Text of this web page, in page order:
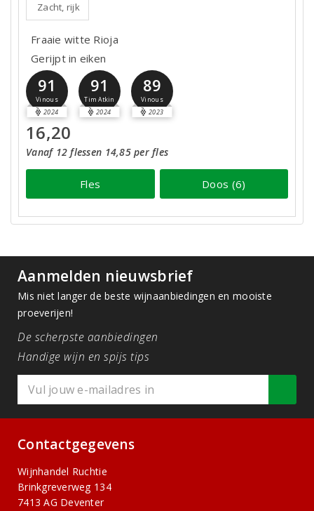
Zacht, rijk
Fraaie witte Rioja
Gerijpt in eiken
91
Vinous
2024
91
Tim Atkin
2024
89
Vinous
2023
16,20
Vanaf 12 flessen 14,85 per fles
Fles Doos (6)
Aanmelden nieuwsbrief
Mis niet langer de beste wijnaanbiedingen en mooiste
proeverijen!
De scherpste aanbiedingen
Handige wijn en spijs tips
Contactgegevens
Wijnhandel Ruchtie
Brinkgreverweg 134
7413 AG Deventer